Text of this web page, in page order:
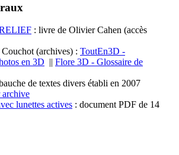
: livre de Olivier Cahen (accès
(archives) : ToutEn3D -
en 3D || Flore 3D - Glossaire de
de textes divers établi en 2007
lunettes actives : document PDF de 14